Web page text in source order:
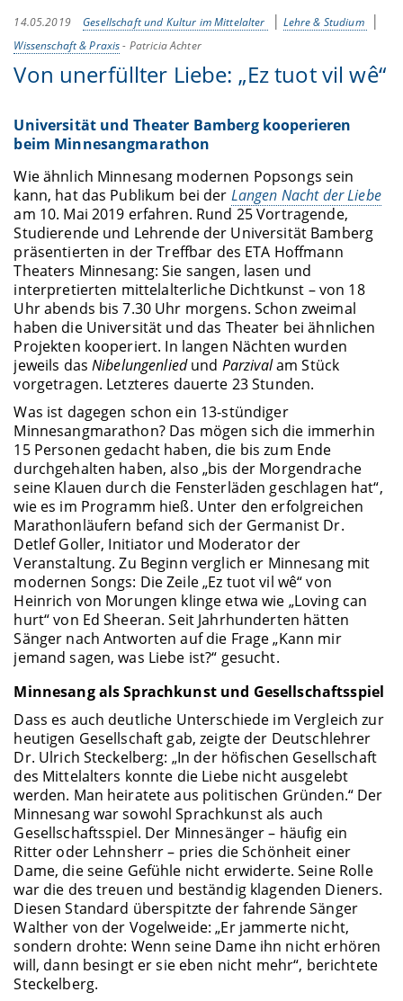
14.05.2019 Gesellschaft und Kultur im Mittelalter
Lehre & Studium
Wissenschaft & Praxis- Patricia Achter
Von unerfüllter Liebe: „Ez tuot vil wê“
Universität und Theater Bamberg kooperieren
beim Minnesangmarathon
Wie ähnlich Minnesang modernen Popsongs sein
kann, hat das Publikum bei der Langen Nacht der Liebe
am 10. Mai 2019 erfahren. Rund 25 Vortragende,
Studierende und Lehrende der Universität Bamberg
präsentierten in der Treffbar des ETA Hoffmann
Theaters Minnesang: Sie sangen, lasen und
interpretierten mittelalterliche Dichtkunst – von 18
Uhr abends bis 7.30 Uhr morgens. Schon zweimal
haben die Universität und das Theater bei ähnlichen
Projekten kooperiert. In langen Nächten wurden
jeweils dasNibelungenliedund Parzivalam Stück
vorgetragen. Letzteres dauerte 23 Stunden.
Was ist dagegen schon ein 13-stündiger
Minnesangmarathon? Das mögen sich die immerhin
15 Personen gedacht haben, die bis zum Ende
durchgehalten haben, also „bis der Morgendrache
seine Klauen durch die Fensterläden geschlagen hat“,
wie es im Programm hieß. Unter den erfolgreichen
Marathonläufern befand sich der Germanist Dr.
Detlef Goller, Initiator und Moderator der
Veranstaltung. Zu Beginn verglich er Minnesang mit
modernen Songs: Die Zeile „Ez tuot vil wê“ von
Heinrich von Morungen klinge etwa wie „Loving can
hurt“ von Ed Sheeran. Seit Jahrhunderten hätten
Sänger nach Antworten auf die Frage „Kann mir
jemand sagen, was Liebe ist?“ gesucht.
Minnesang als Sprachkunst und Gesellschaftsspiel
Dass es auch deutliche Unterschiede im Vergleich zur
heutigen Gesellschaft gab, zeigte der Deutschlehrer
Dr. Ulrich Steckelberg: „In der höfischen Gesellschaft
des Mittelalters konnte die Liebe nicht ausgelebt
werden. Man heiratete aus politischen Gründen.“ Der
Minnesang war sowohl Sprachkunst als auch
Gesellschaftsspiel. Der Minnesänger – häufig ein
Ritter oder Lehnsherr – pries die Schönheit einer
Dame, die seine Gefühle nicht erwiderte. Seine Rolle
war die des treuen und beständig klagenden Dieners.
Diesen Standard überspitzte der fahrende Sänger
Walther von der Vogelweide: „Er jammerte nicht,
sondern drohte: Wenn seine Dame ihn nicht erhören
will, dann besingt er sie eben nicht mehr“, berichtete
Steckelberg.